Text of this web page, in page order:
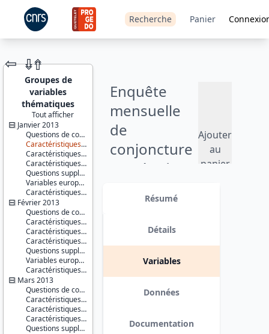
Recherche Panier
JEU DE
DONNÉES
Enquête
mensuelle
de
conjoncture
auprès des
Ajouter
au
panier
Version 2 : mise à jour des fichiers
de données pour les mois où la
plate-forme porte sur le logement
⇦ ⇮⇮
Groupes de
variables
thématiques
Tout afficher
Janvier 2013
Questions de conjoncture
Caractéristiques du répondant
Caractéristiques du conjoint
Caractéristiques du ménage
Questions supplémentaires
Variables européennes
Caractéristiques d'enquête
Février 2013
Questions de conjoncture
Caractéristiques du répondant
Caractéristiques du conjoint
Caractéristiques du ménage
Questions supplémentaires
Variables européennes
Caractéristiques d'enquête
Mars 2013
Questions de conjoncture
Caractéristiques du répondant
Caractéristiques du conjoint
Caractéristiques du ménage
Questions supplémentaires
Identifiants :
lil-0885
doi:10.13144/lil-
0885
Thèmes :
Conditions
de vie et
société
Opinions
Série :
Enquêtes
de
conjoncture
auprès
Résumé
Détails
Variables
Données
Documentation